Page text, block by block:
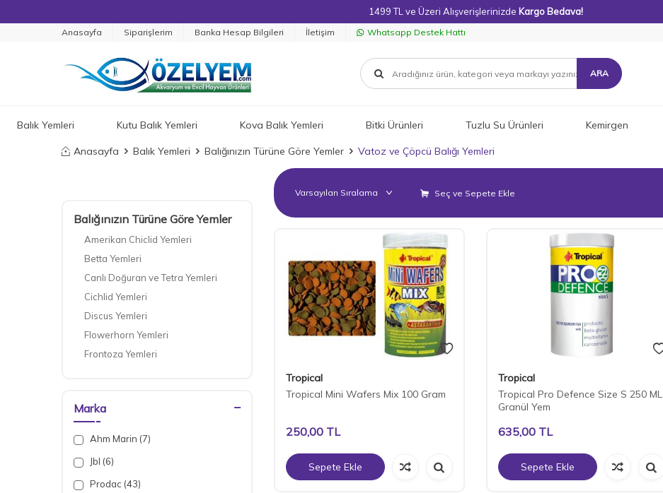
1499 TL ve Üzeri Alışverişlerinizde Kargo Bedava!
Anasayfa Siparişlerim Banka Hesap Bilgileri İletişim Whatsapp Destek Hattı
ARA
Balık Yemleri Kutu Balık Yemleri Kova Balık Yemleri Bitki Ürünleri Tuzlu Su Ürünleri Kemirgen
Anasayfa Balık Yemleri Balığınızın Türüne Göre Yemler Vatoz ve Çöpcü Balığı Yemleri
Balığınızın Türüne Göre Yemler
Amerikan Chiclid Yemleri
Betta Yemleri
Canlı Doğuran ve Tetra Yemleri
Cichlid Yemleri
Discus Yemleri
Flowerhorn Yemleri
Frontoza Yemleri
Vatoz ve Çöpcü Balığı Yemleri
Marka
Ahm Marin (7)
Jbl (6)
Prodac (43)
Seç ve Sepete Ekle
Tropical
Tropical Mini Wafers Mix 100 Gram
250,00 TL
Sepete Ekle
Tropical
Tropical Pro Defence Size S 250 ML
Granül Yem
635,00TL
Sepete Ekle